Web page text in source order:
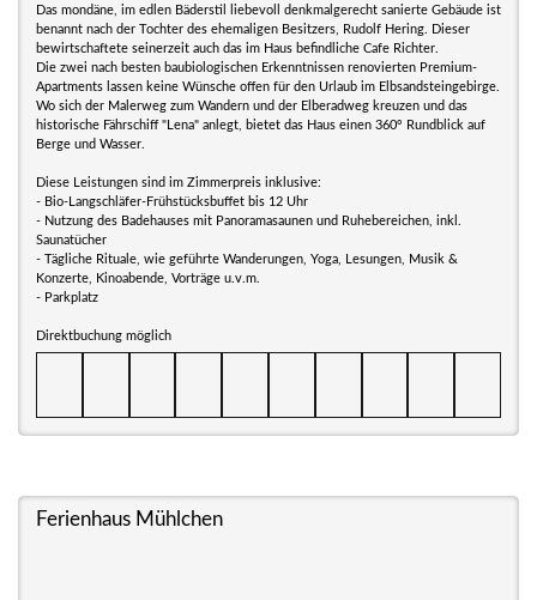
Das mondäne, im edlen Bäderstil liebevoll denkmalgerecht sanierte Gebäude ist
benannt nach der Tochter des ehemaligen Besitzers, Rudolf Hering. Dieser
bewirtschaftete seinerzeit auch das im Haus befindliche Cafe Richter.
Die zwei nach besten baubiologischen Erkenntnissen renovierten Premium-
Apartments lassen keine Wünsche offen für den Urlaub im Elbsandsteingebirge.
Wo sich der Malerweg zum Wandern und der Elberadweg kreuzen und das
historische Fährschiff "Lena" anlegt, bietet das Haus einen 360° Rundblick auf
Berge und Wasser.
Diese Leistungen sind im Zimmerpreis inklusive:
- Bio-Langschläfer-Frühstücksbuffet bis 12 Uhr
- Nutzung des Badehauses mit Panoramasaunen und Ruhebereichen, inkl.
Saunatücher
- Tägliche Rituale, wie geführte Wanderungen, Yoga, Lesungen, Musik &
Konzerte, Kinoabende, Vorträge u.v.m.
- Parkplatz
Direktbuchung möglich
Ferienhaus Mühlchen